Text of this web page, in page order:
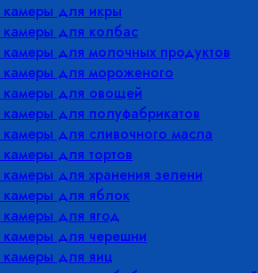
для икры
для колбас
для молочных продуктов
для мороженого
для овощей
для полуфабрикатов
для сливочного масла
для тортов
для хранения зелени
для яблок
для ягод
для черешни
для яиц